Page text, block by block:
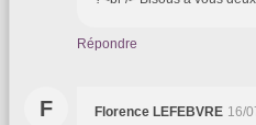
Répondre
F Florence LEFEBVRE 16/